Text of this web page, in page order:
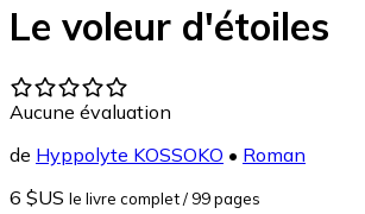
Le voleur d'étoiles
Aucune évaluation
de Hyppolyte KOSSOKO • Roman
6 $US le livre complet/ 99 pages